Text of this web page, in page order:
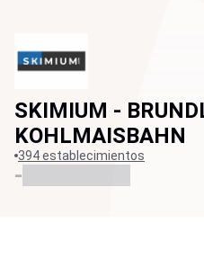
SKIMIUM -
KOHLMAISBAHN
394 establecimientos
-